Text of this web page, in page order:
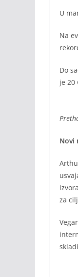
U
Na
Do
je 20
Novi
za